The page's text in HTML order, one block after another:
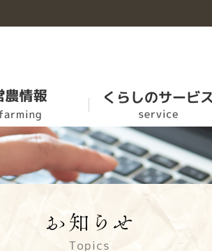
携マニュアル
の市況情報
食材